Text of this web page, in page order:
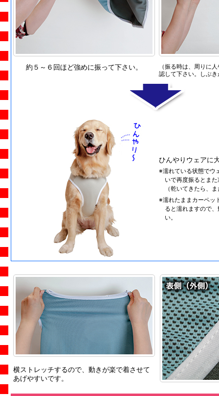
約５～６回ほど強めに振って下さい。
（振る時は、周りに
認して下さい。しぶ
ひんやりウェアに
※濡れている状態でウ
いで再度振るとま
（乾いてきたら、
※濡れたままカーペッ
ると濡れますので
い。
横ストレッチするので、動きが楽で着させて
あげやすいです。